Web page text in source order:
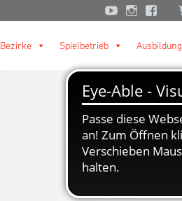
Bezirke Spielbetrieb Ausbildung